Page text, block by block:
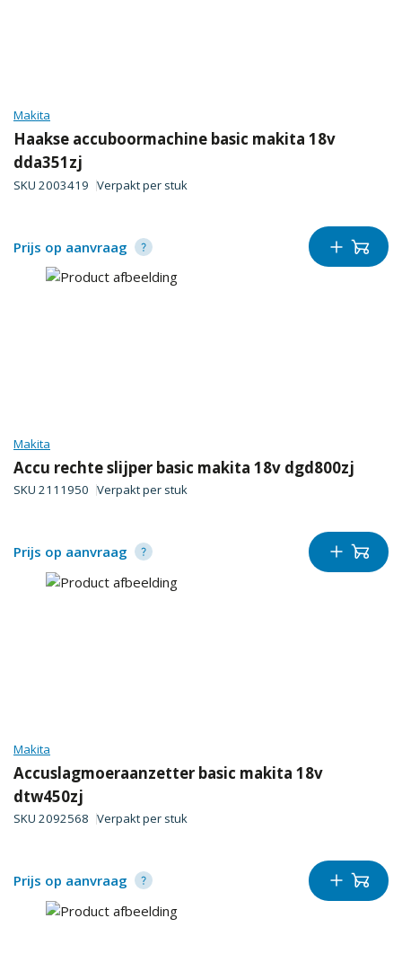
Makita
Haakse accuboormachine basic makita 18v
dda351zj
SKU 2003419 Verpakt per stuk
Prijs op aanvraag
Makita
Accu rechte slijper basic makita 18v dgd800zj
SKU 2111950 Verpakt per stuk
Prijs op aanvraag
Makita
Accuslagmoeraanzetter basic makita 18v
dtw450zj
SKU 2092568 Verpakt per stuk
Prijs op aanvraag